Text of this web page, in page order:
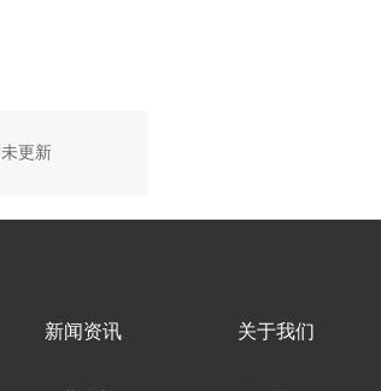
更新
新闻资讯 关于我们